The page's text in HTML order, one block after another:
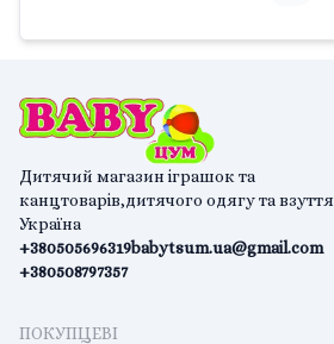
Дитячий магазин іграшок та
канцтоварів,дитячого одягу та взуття
Україна
+380505696319
+380508797357
babytsum.ua@gmail.com
ПОКУПЦЕВІ